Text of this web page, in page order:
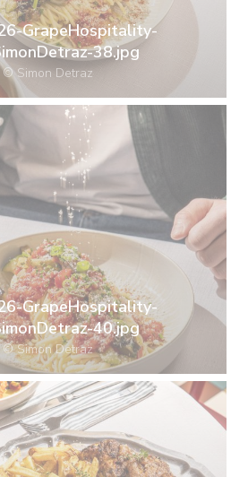
GrapeHospitality-
38.jpg
© Simon Detraz
GrapeHospitality-
40.jpg
© Simon Detraz